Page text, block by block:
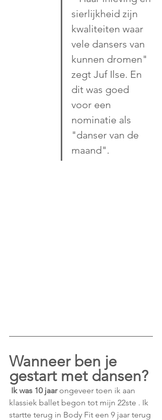
sierlijkheid zijn
kwaliteiten waar
vele dansers van
kunnen dromen"
zegt Juf Ilse. En
dit was goed
voor een
nominatie als
"danser van de
maand".
Wanneer ben je
gestart met dansen?
Ik was 10 jaar ongeveer toen ik aan
klassiek ballet begon tot mijn 22ste . Ik
startte terug in Body Fit een 9 jaar terug